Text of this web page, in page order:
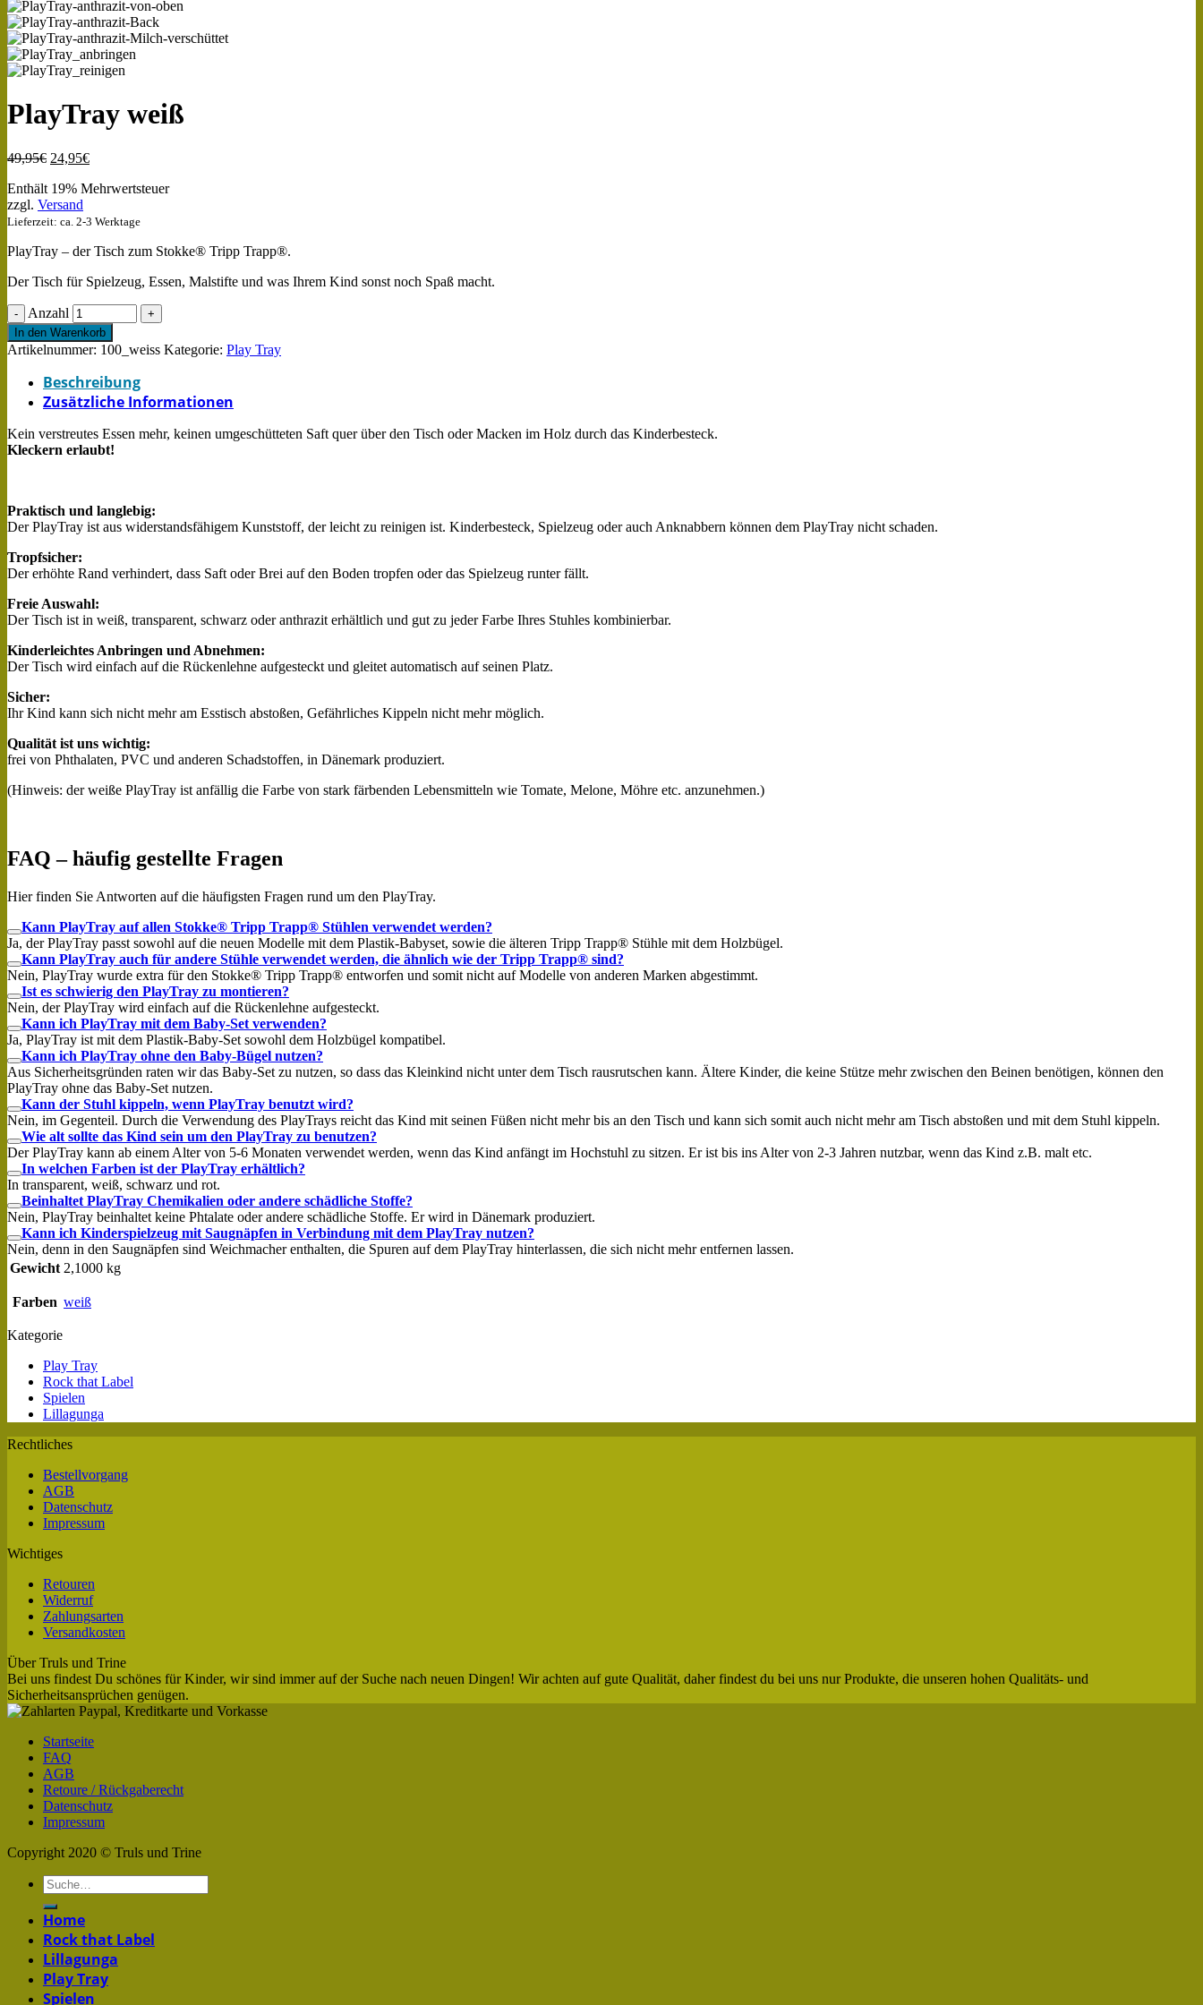
PlayTray weiß
49,95€ 24,95€
Enthält 19% Mehrwertsteuer
zzgl. Versand
Lieferzeit: ca. 2-3 Werktage
PlayTray – der Tisch zum Stokke® Tripp Trapp®.
Der Tisch für Spielzeug, Essen, Malstifte und was Ihrem Kind sonst noch Spaß macht.
Anzahl
In den Warenkorb
Artikelnummer: 100_weiss Kategorie: Play Tray
Beschreibung
Zusätzliche Informationen
Kein verstreutes Essen mehr, keinen umgeschütteten Saft quer über den Tisch oder Macken im Holz durch das Kinderbesteck.
Kleckern erlaubt!
Praktisch und langlebig:
Der PlayTray ist aus widerstandsfähigem Kunststoff, der leicht zu reinigen ist. Kinderbesteck, Spielzeug oder auch Anknabbern können dem PlayTray nicht schaden.
Tropfsicher:
Der erhöhte Rand verhindert, dass Saft oder Brei auf den Boden tropfen oder das Spielzeug runter fällt.
Freie Auswahl:
Der Tisch ist in weiß, transparent, schwarz oder anthrazit erhältlich und gut zu jeder Farbe Ihres Stuhles kombinierbar.
Kinderleichtes Anbringen und Abnehmen:
Der Tisch wird einfach auf die Rückenlehne aufgesteckt und gleitet automatisch auf seinen Platz.
Sicher:
Ihr Kind kann sich nicht mehr am Esstisch abstoßen, Gefährliches Kippeln nicht mehr möglich.
Qualität ist uns wichtig:
frei von Phthalaten, PVC und anderen Schadstoffen, in Dänemark produziert.
(Hinweis: der weiße PlayTray ist anfällig die Farbe von stark färbenden Lebensmitteln wie Tomate, Melone, Möhre etc. anzunehmen.)
FAQ – häufig gestellte Fragen
Hier finden Sie Antworten auf die häufigsten Fragen rund um den PlayTray.
Kann PlayTray auf allen Stokke® Tripp Trapp® Stühlen verwendet werden?
Ja, der PlayTray passt sowohl auf die neuen Modelle mit dem Plastik-Babyset, sowie die älteren Tripp Trapp® Stühle mit dem Holzbügel.
Kann PlayTray auch für andere Stühle verwendet werden, die ähnlich wie der Tripp Trapp® sind?
Nein, PlayTray wurde extra für den Stokke® Tripp Trapp® entworfen und somit nicht auf Modelle von anderen Marken abgestimmt.
Ist es schwierig den PlayTray zu montieren?
Nein, der PlayTray wird einfach auf die Rückenlehne aufgesteckt.
Kann ich PlayTray mit dem Baby-Set verwenden?
Ja, PlayTray ist mit dem Plastik-Baby-Set sowohl dem Holzbügel kompatibel.
Kann ich PlayTray ohne den Baby-Bügel nutzen?
Aus Sicherheitsgründen raten wir das Baby-Set zu nutzen, so dass das Kleinkind nicht unter dem Tisch rausrutschen kann. Ältere Kinder, die keine Stütze mehr zwischen den Beinen benötigen, können den
PlayTray ohne das Baby-Set nutzen.
Kann der Stuhl kippeln, wenn PlayTray benutzt wird?
Nein, im Gegenteil. Durch die Verwendung des PlayTrays reicht das Kind mit seinen Füßen nicht mehr bis an den Tisch und kann sich somit auch nicht mehr am Tisch abstoßen und mit dem Stuhl kippeln.
Wie alt sollte das Kind sein um den PlayTray zu benutzen?
Der PlayTray kann ab einem Alter von 5-6 Monaten verwendet werden, wenn das Kind anfängt im Hochstuhl zu sitzen. Er ist bis ins Alter von 2-3 Jahren nutzbar, wenn das Kind z.B. malt etc.
In welchen Farben ist der PlayTray erhältlich?
In transparent, weiß, schwarz und rot.
Beinhaltet PlayTray Chemikalien oder andere schädliche Stoffe?
Nein, PlayTray beinhaltet keine Phtalate oder andere schädliche Stoffe. Er wird in Dänemark produziert.
Kann ich Kinderspielzeug mit Saugnäpfen in Verbindung mit dem PlayTray nutzen?
Nein, denn in den Saugnäpfen sind Weichmacher enthalten, die Spuren auf dem PlayTray hinterlassen, die sich nicht mehr entfernen lassen.
Gewicht 2,1000 kg
Farben weiß
Kategorie
Play Tray
Rock that Label
Spielen
Lillagunga
Rechtliches
Bestellvorgang
AGB
Datenschutz
Impressum
Wichtiges
Retouren
Widerruf
Zahlungsarten
Versandkosten
Über Truls und Trine
Bei uns findest Du schönes für Kinder, wir sind immer auf der Suche nach neuen Dingen! Wir achten auf gute Qualität, daher findest du bei uns nur Produkte, die unseren hohen Qualitäts- und
Sicherheitsansprüchen genügen.
Startseite
FAQ
AGB
Retoure / Rückgaberecht
Datenschutz
Impressum
Copyright 2020 © Truls und Trine
Home
Rock that Label
Lillagunga
Play Tray
Spielen